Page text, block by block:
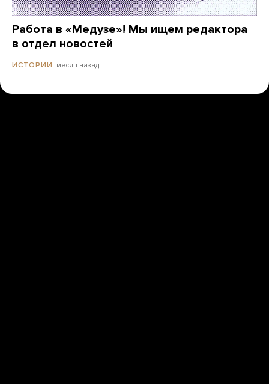
Работа в «Медузе»! Мы ищем редактора
в отдел новостей
ИСТОРИИ месяц назад